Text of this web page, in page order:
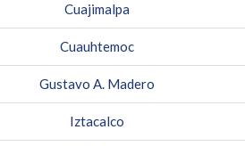
Cuajimalpa
Cuauhtemoc
Gustavo A. Madero
Iztacalco